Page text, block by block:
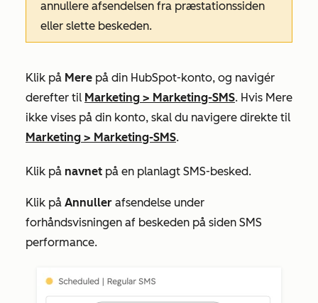
annullere afsendelsen fra præstationssiden
eller slette beskeden.
Klik på Mere på din HubSpot-konto, og navigér
derefter til Marketing > Marketing-SMS. Hvis Mere
ikke vises på din konto, skal du navigere direkte til
Marketing > Marketing-SMS.
Klik på navnet på en planlagt SMS-besked.
Klik på Annuller afsendelse under
forhåndsvisningen af beskeden på siden SMS
performance.